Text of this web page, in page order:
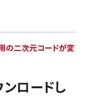
の二次元コードが変
ンロードし